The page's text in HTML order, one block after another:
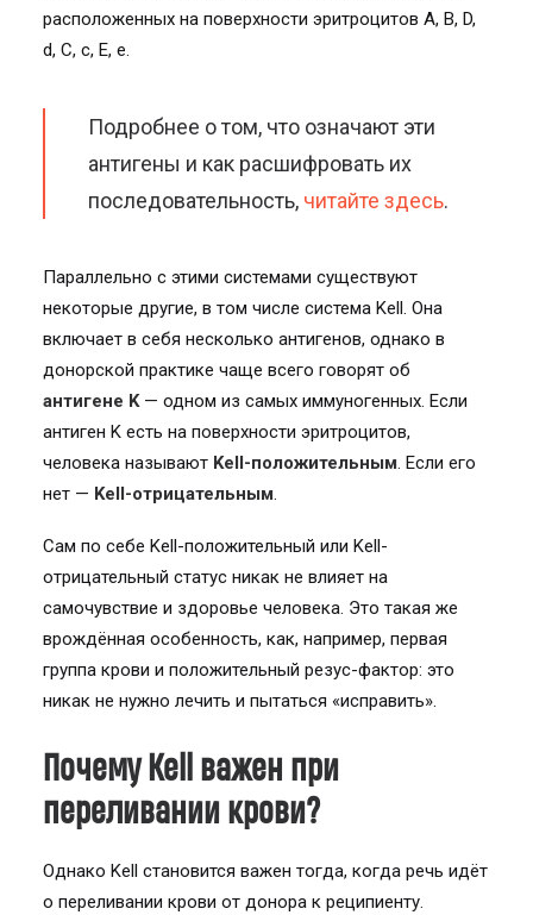
расположенных на поверхности эритроцитов A, B, D,
d, C, c, E, e.
Подробнее о том, что означают эти
антигены и как расшифровать их
последовательность, читайте здесь.
Параллельно с этими системами существуют
некоторые другие, в том числе система Kell. Она
включает в себя несколько антигенов, однако в
донорской практике чаще всего говорят об
антигене K— одном из самых иммуногенных. Если
антиген K есть на поверхности эритроцитов,
человека называют Kell-положительным. Если его
нет — Kell-отрицательным.
Сам по себе Kell-положительный или Kell-
отрицательный статус никак не влияет на
самочувствие и здоровье человека. Это такая же
врождённая особенность, как, например, первая
группа крови и положительный резус-фактор: это
никак не нужно лечить и пытаться «исправить».
Почему Kell важен при
переливании крови?
Однако Kell становится важен тогда, когда речь идёт
о переливании крови от донора к реципиенту.